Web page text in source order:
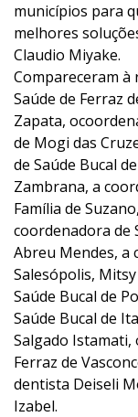
municípios para
melhores
Claudio Miyake.
Compareceram
Saúde de Ferraz
Zapata,
de Mogi das
de Saúde Bucal
Zambrana, a
Família de
coordenadora de
Abreu Mendes, a
Salesópolis,
Saúde Bucal de
Saúde Bucal de
Salgado Istamati,
Ferraz de
dentista Deiseli
Izabel.